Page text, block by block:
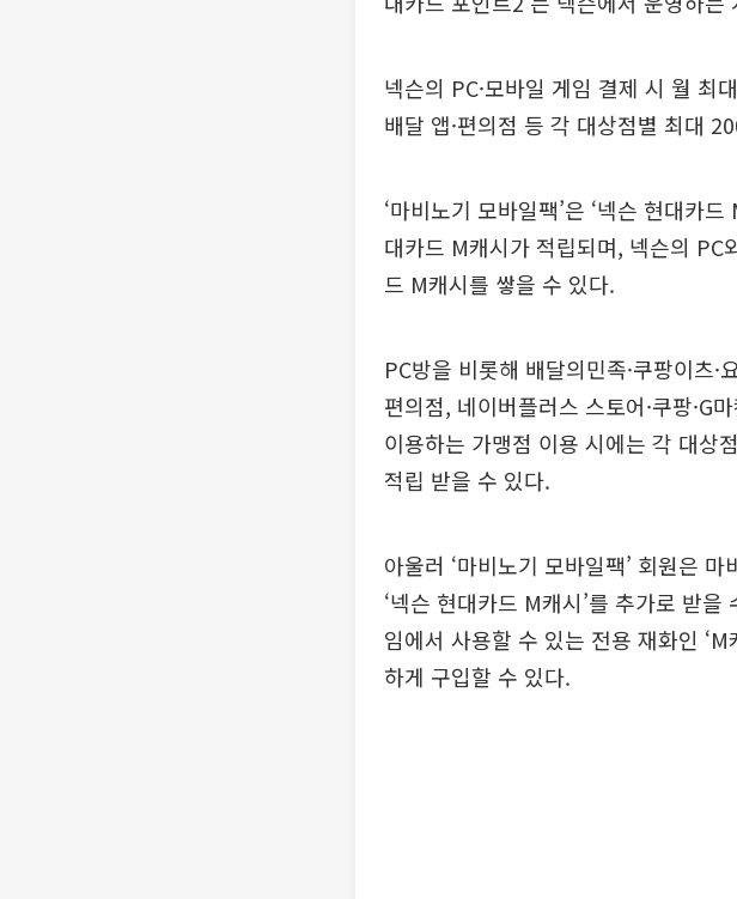
넥슨의 PC·모바일 게임 결제 시 월 최
배달 앱·편의점 등 각 대상점별 최대
‘마비노기 모바일팩’은 ‘넥슨 현대카
대카드 M캐시가 적립되며, 넥슨의
드 M캐시를 쌓을 수 있다.
PC방을 비롯해 배달의민족·쿠팡이츠·
편의점, 네이버플러스 스토어·쿠팡·G
이용하는 가맹점 이용 시에는 각 대상
적립 받을 수 있다.
아울러 ‘마비노기 모바일팩’ 회원은
‘넥슨 현대카드 M캐시’를 추가로 받
임에서 사용할 수 있는 전용 재화인
하게 구입할 수 있다.